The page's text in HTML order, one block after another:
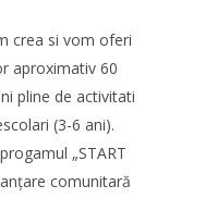
crea si vom oferi
aproximativ 60
pline de activitati
(3-6 ani).
„START
comunitară